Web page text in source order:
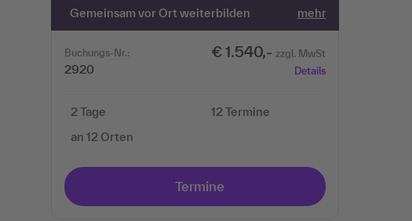
Gemeinsam vor Ort weiterbilden mehr
Buchungs-Nr.:
2920
€ 1.540,- zzgl. MwSt
Details
2 Tage
an 12 Orten
12 Termine
Termine